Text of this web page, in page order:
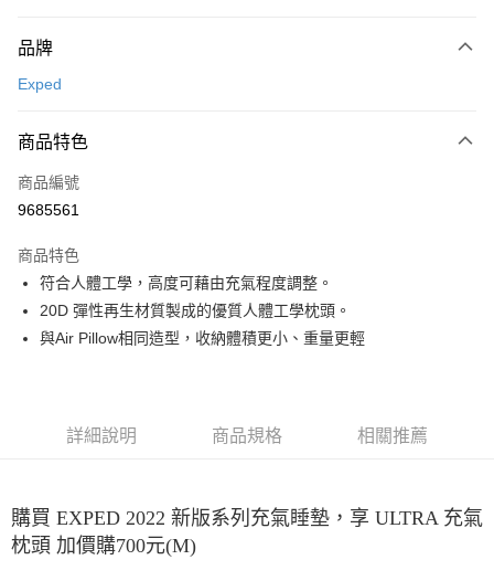
信用卡一次付款
3 期 0 利率 每期
合作金庫商業銀行
上海商業儲蓄銀行
臺灣中小企業銀行
匯豐（台灣）商業銀行
華泰商業銀行
聯邦商業銀行
遠東國際商業銀行
元大商業銀行
永豐商業銀行
超商取貨付款
LINE Pay
Apple Pay
ATM付款
7-11取貨付款
品牌
Exped
商品特色
商品編號
9685561
商品特色
符合人體工學，高度可藉由充氣程度調整。
20D 彈性再生材質製成的優質人體工學枕頭。
與Air Pillow相同造型，收納體積更小、重量更輕
詳細說明 商品規格 相關推薦
購買 EXPED 2022 新版系列充氣睡墊，享 ULTRA 充氣
枕頭 加價購700元(M)